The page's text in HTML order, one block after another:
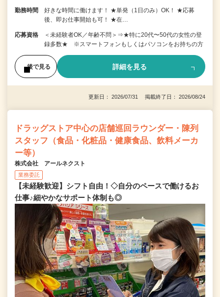
勤務時間
好きな時間に働けます！ ★単発（1日のみ）OK！ ★応募
後、即お仕事開始も可！ ★在…
応募資格
＜未経験者OK／年齢不問＞⇒★特に20代〜50代の女性の登
録多数★ ※スマートフォンもしくはパソコンをお持ちの方
後で見る 詳細を見る
更新日： 2026/07/31 掲載終了日： 2026/08/24
ドラッグストア中心の店舗巡回ラウンダー・陳列
スタッフ（食品・化粧品・健康食品、飲料メーカ
ー等）
株式会社 アールネクスト
業務委託
【未経験歓迎】シフト自由！◇自分のペースで働けるお
仕事♪細やかなサポート体制も◎